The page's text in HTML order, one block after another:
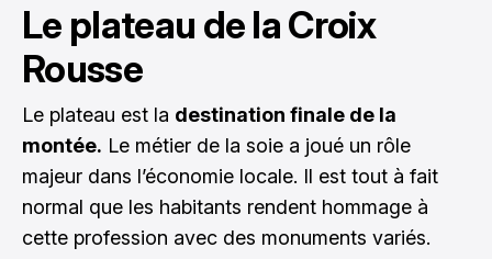
Le plateau de la Croix
Rousse
Le plateau est la destination finale de la
montée. Le métier de la soie a joué un rôle
majeur dans l’économie locale. Il est tout à fait
normal que les habitants rendent hommage à
cette profession avec des monuments variés.